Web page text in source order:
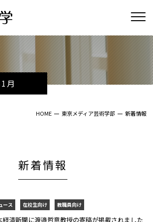
月
HOME 東京メディア芸術学部 新着情報
新着情報
ース 在校生向け 教職員向け
経済新聞に渡邉哲意教授の寄稿が掲載されました